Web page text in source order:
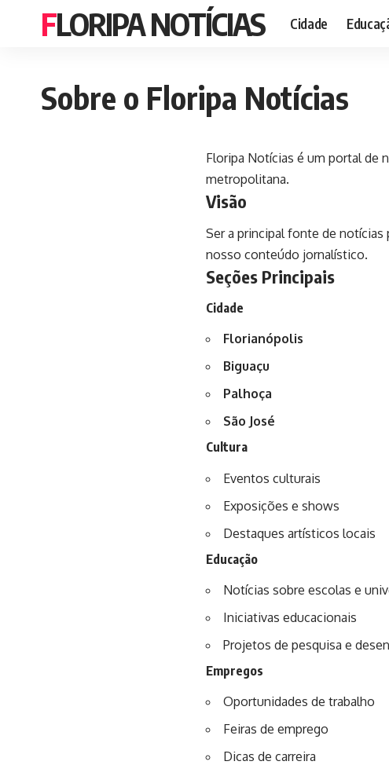
FLORIPA NOTÍCIAS Cidade
Sobre o Floripa Notícias
Floripa Notícias é um portal de
metropolitana.
Visão
Ser a principal fonte de notícias
nosso conteúdo jornalístico.
Seções Principais
Cidade
Florianópolis
Biguaçu
Palhoça
São José
Cultura
Eventos culturais
Exposições e shows
Destaques artísticos locais
Educação
Notícias sobre escolas e
Iniciativas educacionais
Projetos de pesquisa e
Empregos
Oportunidades de trabalho
Feiras de emprego
Dicas de carreira